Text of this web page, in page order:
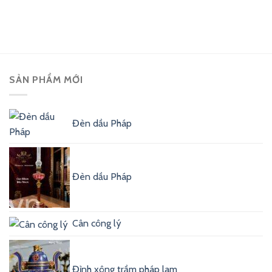
SẢN PHẨM MỚI
Đèn dầu Pháp
Đèn dầu Pháp
Cân công lý
Đỉnh xông trầm pháp lam